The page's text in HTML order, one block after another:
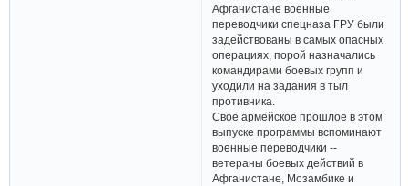
Афганистане военные
переводчики спецназа ГРУ были
задействованы в самых опасных
операциях, порой назначались
командирами боевых групп и
уходили на задания в тыл
противника.
Свое армейское прошлое в этом
выпуске программы вспоминают
военные переводчики --
ветераны боевых действий в
Афганистане, Мозамбике и